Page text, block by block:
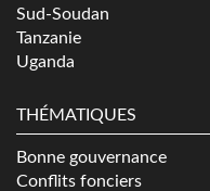
Sud-Soudan
Tanzanie
Uganda
THÉMATIQUES
Bonne gouvernance
Conflits fonciers